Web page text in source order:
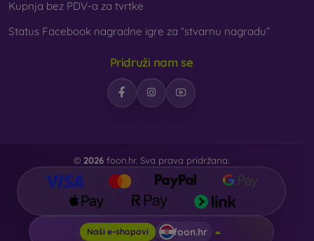
Kupnja bez PDV-a za tvrtke
Status Facebook nagradne igre za “stvarnu nagradu”
Pridruži nam se
© 2026 foon.hr. Sva prava pridržana.
Naši e-shopovi foon.hr